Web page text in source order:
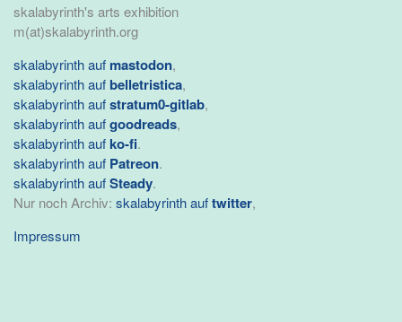
skalabyrinth's arts exhibition
m(at)skalabyrinth.org
skalabyrinth auf mastodon,
skalabyrinth auf belletristica,
skalabyrinth aufstratum0-gitlab,
skalabyrinth aufgoodreads,
skalabyrinth auf ko-fi.
skalabyrinth auf Patreon.
skalabyrinth aufSteady.
Nur noch Archiv: skalabyrinth auftwitter,
Impressum